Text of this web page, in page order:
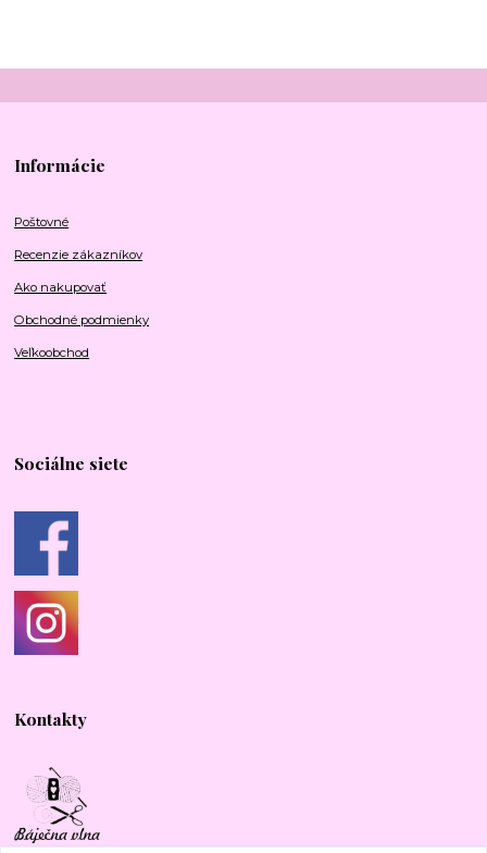
Informácie
Poštovné
Recenzie zákazníkov
Ako nakupovať
Obchodné podmienky
Veľkoobchod
Sociálne siete
Kontakty